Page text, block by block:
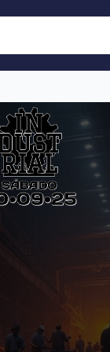
a bclever
estas aceptando
Mad//La